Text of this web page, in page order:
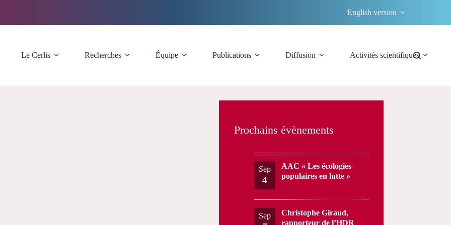
English version
Le Cerlis Recherches Équipe Publications Diffusion Activités scientifiques
Prochains évènements
Sep
4
AAC « Les écologies
populaires en lutte »
Sep
Christophe Giraud,
rapporteur de l’HDR